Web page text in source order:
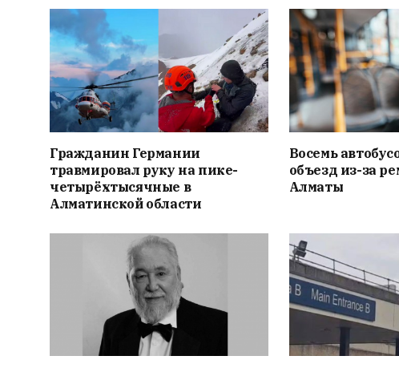
Гражданин Германии
травмировал руку на пике-
четырёхтысячные в
Алматинской области
Восемь
объезд из-за
Алматы